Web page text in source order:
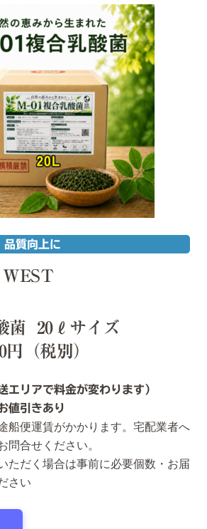
品質向上に
WEST
菌 20ℓサイズ
円（税別）
リアで料金が変わります）
値引きあり
船便運賃がかかります。宅配業者へ
合せください。
ただく場合は事前に必要個数・お届
さい